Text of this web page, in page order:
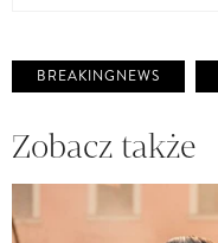
BREAKINGNEWS
Zobacz także